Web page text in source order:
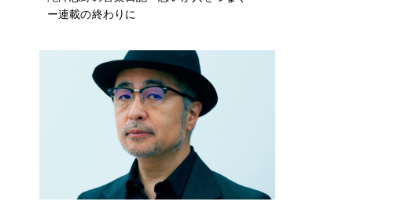
ー連載の終わりに